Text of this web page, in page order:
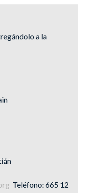
a la
Teléfono: 665 12